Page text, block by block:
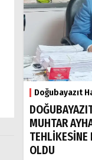
Doğubayazıt
MUHTAR
TEHLİKESİNE
OLDU